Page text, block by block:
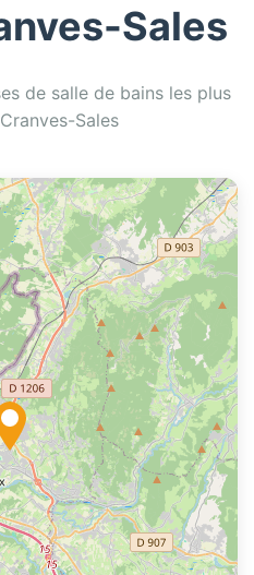
Sales
de salle de bains les plus
Sales